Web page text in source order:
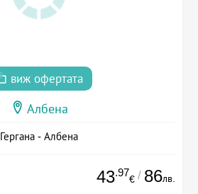
виж офертата
Албена
Гергана - Албена
43.97
€ / 86лв.